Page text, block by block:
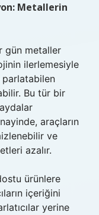
Metallerin
gün metaller
ilerlemesiyle
Bu tür bir
araçların
ve
azalır.
ürünlere
içeriğini
yerine